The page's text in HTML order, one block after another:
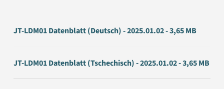
JT-LDM01 Datenblatt (Deutsch) - 2025.01.02 - 3,65 MB
JT-LDM01 Datenblatt (Tschechisch) - 2025.01.02 - 3,65 MB